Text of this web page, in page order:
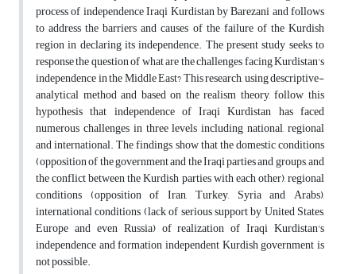
process of independence Iraqi Kurdistan by Barezani and follows
to address the barriers and causes of the failure of the Kurdish
region in declaring its independence. The present study seeks to
response the question of what are the challenges facing Kurdistan's
independence in the Middle East? This research, using descriptive-
analytical method and based on the realism theory, follow this
hypothesis that independence of Iraqi Kurdistan has faced
numerous challenges in three levels including national, regional
and international. The findings show that the domestic conditions
(opposition of the government and the Iraqi parties and groups, and
the conflict between the Kurdish parties with each other), regional
conditions (opposition of Iran, Turkey, Syria and Arabs),
international conditions (lack of serious support by United States,
Europe and even Russia) of realization of Iraqi Kurdistan's
independence and formation independent Kurdish government is
not possible.